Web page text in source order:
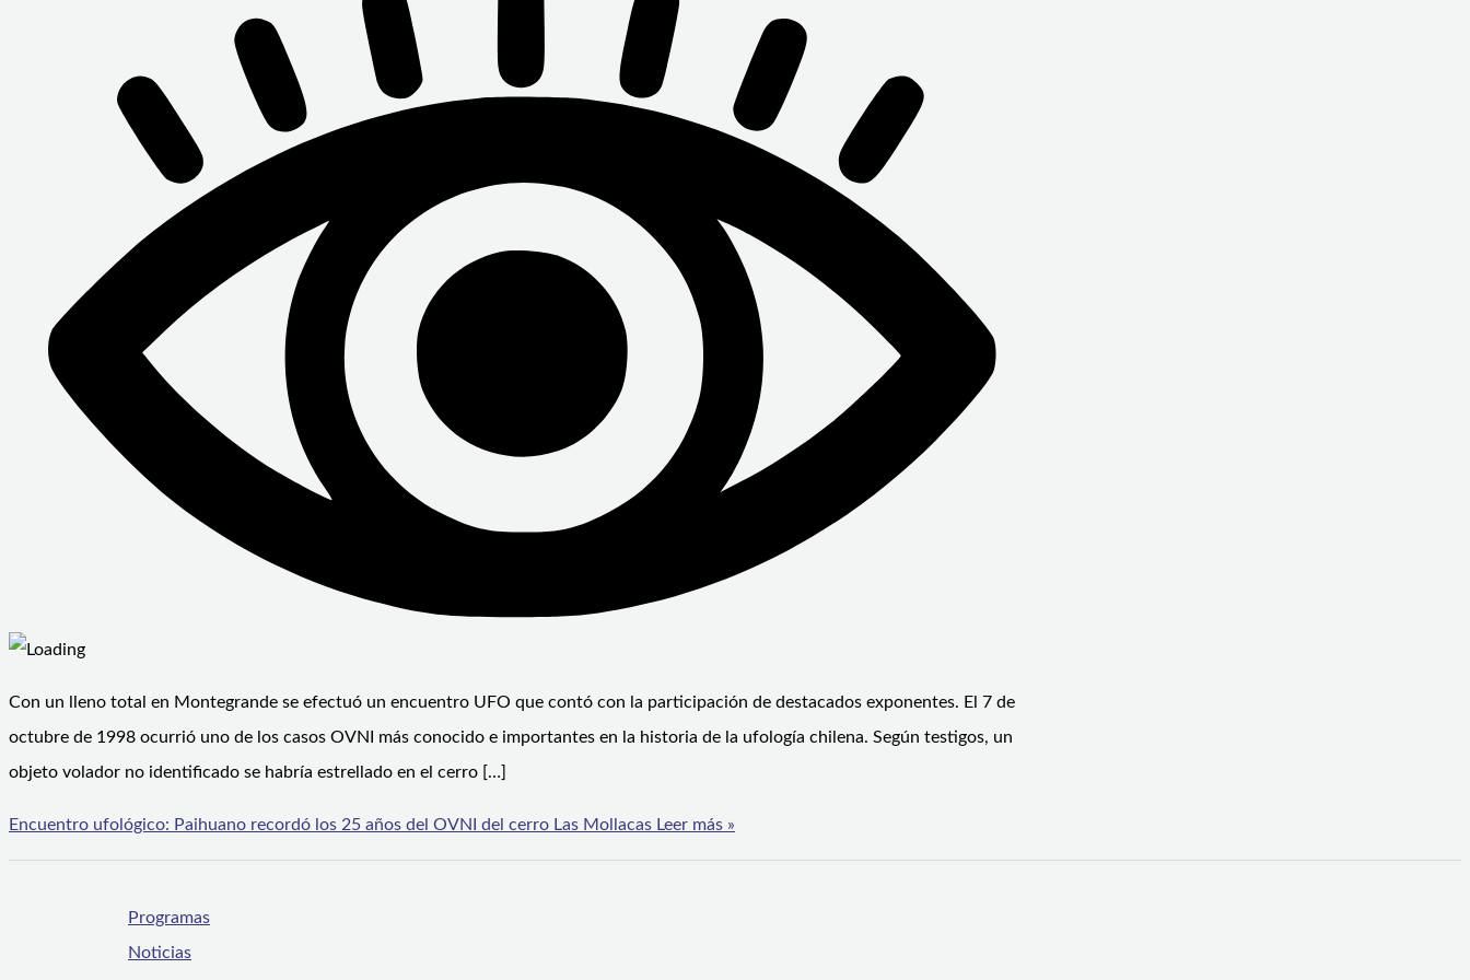
Con un lleno total en Montegrande se efectuó un encuentro UFO que contó con la participación de destacados exponentes. El 7 de
octubre de 1998 ocurrió uno de los casos OVNI más conocido e importantes en la historia de la ufología chilena. Según testigos, un
objeto volador no identificado se habría estrellado en el cerro […]
Encuentro ufológico: Paihuano recordó los 25 años del OVNI del cerro Las Mollacas Leer más »
Programas
Noticias